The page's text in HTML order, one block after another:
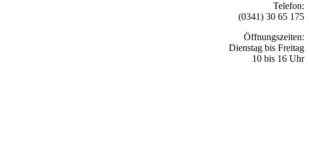
Telefon:
(0341) 30 65 175
Öffnungszeiten:
Dienstag bis Freitag
10 bis 16 Uhr